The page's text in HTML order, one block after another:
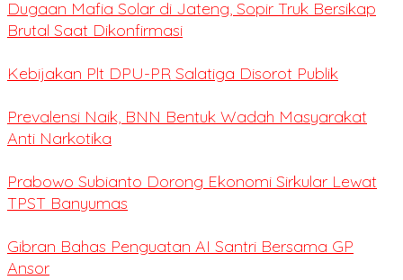
Dugaan Mafia Solar di Jateng, Sopir Truk Bersikap
Brutal Saat Dikonfirmasi
Kebijakan Plt DPU-PR Salatiga Disorot Publik
Prevalensi Naik, BNN Bentuk Wadah Masyarakat
Anti Narkotika
Prabowo Subianto Dorong Ekonomi Sirkular Lewat
TPST Banyumas
Gibran Bahas Penguatan AI Santri Bersama GP
Ansor